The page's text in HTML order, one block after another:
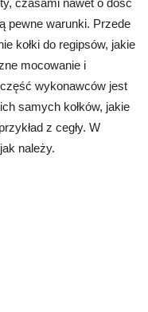
czasami nawet o dość
pewne warunki. Przede
kołki do regipsów, jakie
mocowanie i
wykonawców jest
samych kołków, jakie
z cegły. W
należy.